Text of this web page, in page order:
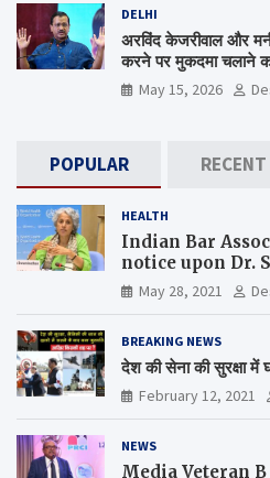
DELHI
अरविंद केजरीवाल और
करने पर मुकदमा चलाने
May 15, 2026
POPULAR RECENT
HEALTH
Indian Bar
notice upon Dr.
the Chief
May 28, 2021
BREAKING NEWS
देश की सेना की सुरक्षा
February 12, 2021
NEWS
Media Veteran